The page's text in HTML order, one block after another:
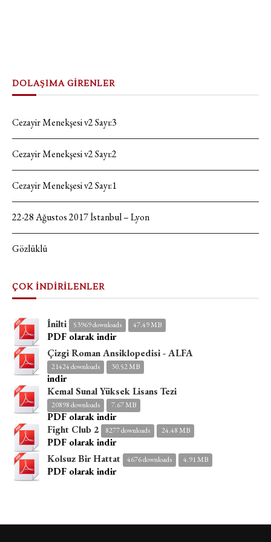
DOLAŞIMA GİRENLER
Cezayir Menekşesi v2 Sayı:3
Cezayir Menekşesi v2 Sayı:2
Cezayir Menekşesi v2 Sayı:1
22-28 Ağustos 2017 İstanbul – Lyon
Gözlüklü
ÇOK İNDİRİLENLER
İnilti 53969 downloads 47.49 MB
PDF olarak indir
Çizgi Roman Ansiklopedisi - ALFA
21424 downloads 30.52 MB
indir
Kemal Sunal Yüksek Lisans Tezi
20898 downloads 7.67 MB
PDF olarak indir
Fight Club 2
8277 downloads 24.48 MB
PDF olarak indir
Kolsuz Bir Hattat
4676 downloads 4.91 MB
PDF olarak indir